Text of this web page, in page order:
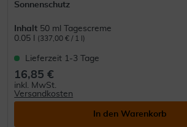
Sonnenschutz
Inhalt 50 ml Tagescreme
0.05 l
(337,00 € / 1 l)
Lieferzeit 1-3 Tage
16,85 €
inkl. MwSt.
Versandkosten
In den Warenkorb